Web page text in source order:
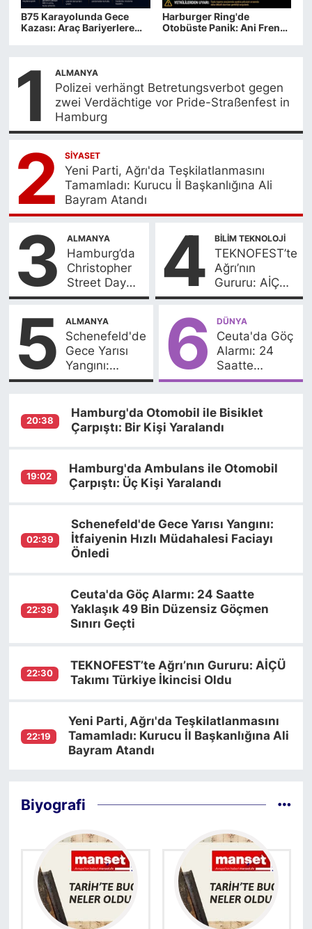
B75 Karayolunda Gece
Kazası: Araç Bariyerlere
Harburger Ring'de
Otobüste Panik: Ani Fren
1 ALMANYA
Polizei verhängt Betretungsverbot gegen
zwei Verdächtige vor Pride-Straßenfest in
Hamburg
2 SİYASET
Yeni Parti, Ağrı'da Teşkilatlanmasını
Tamamladı: Kurucu İl Başkanlığına Ali
Bayram Atandı
3 ALMANYA
Hamburg’da
Christopher
Street Day
Coşkusu
4 BİLİM TEKNOLOJİ
TEKNOFEST’te
Ağrı’nın
Gururu: AİÇÜ
Takımı Türkiye
5 ALMANYA
Schenefeld'de
Gece Yarısı
Yangını:
İtfaiyenin Hızlı
Faciayı Önledi
6 DÜNYA
Ceuta'da Göç
Alarmı: 24
Saatte
Yaklaşık 49
Göçmen Sınırı
Geçti
20:38
Hamburg'da Otomobil ile Bisiklet
Çarpıştı: Bir Kişi Yaralandı
19:02
Hamburg'da Ambulans ile Otomobil
Çarpıştı: Üç Kişi Yaralandı
02:39
Schenefeld'de Gece Yarısı Yangını:
İtfaiyenin Hızlı Müdahalesi Faciayı
Önledi
22:39
Ceuta'da Göç Alarmı: 24 Saatte
Yaklaşık 49 Bin Düzensiz Göçmen
Sınırı Geçti
22:30
TEKNOFEST’te Ağrı’nın Gururu: AİÇÜ
Takımı Türkiye İkincisi Oldu
22:19
Yeni Parti, Ağrı'da Teşkilatlanmasını
Tamamladı: Kurucu İl Başkanlığına Ali
Bayram Atandı
Biyografi